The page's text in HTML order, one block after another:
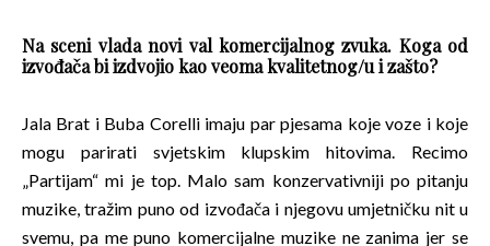
Na sceni vlada novi val komercijalnog zvuka. Koga od
izvođača bi izdvojio kao veoma kvalitetnog/u i zašto?
Jala Brat i Buba Corelli imaju par pjesama koje voze i koje
mogu parirati svjetskim klupskim hitovima. Recimo
„Partijam“ mi je top. Malo sam konzervativniji po pitanju
muzike, tražim puno od izvođača i njegovu umjetničku nit u
svemu, pa me puno komercijalne muzike ne zanima jer se